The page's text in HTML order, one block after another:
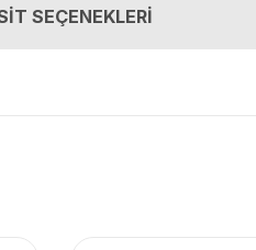
SEÇENEKLERİ